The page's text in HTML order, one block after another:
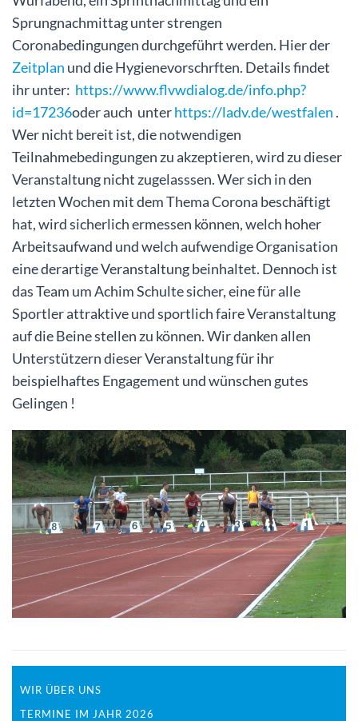
Sprungnachmittag unter strengen
Coronabedingungen durchgeführt werden. Hier der
Zeitplan und die Hygienevorschrften. Details findet
ihr unter: https://www.flvwdialog.de/info.php?
id=17236oder auch unterhttps://ladv.de/westfalen .
Wer nicht bereit ist, die notwendigen
Teilnahmebedingungen zu akzeptieren, wird zu dieser
Veranstaltung nicht zugelasssen. Wer sich in den
letzten Wochen mit dem Thema Corona beschäftigt
hat, wird sicherlich ermessen können, welch hoher
Arbeitsaufwand und welch aufwendige Organisation
eine derartige Veranstaltung beinhaltet. Dennoch ist
das Team um Achim Schulte sicher, eine für alle
Sportler attraktive und sportlich faire Veranstaltung
auf die Beine stellen zu können. Wir danken allen
Unterstützern dieser Veranstaltung für ihr
beispielhaftes Engagement und wünschen gutes
Gelingen !
WIR ÜBER UNS
TERMINE IM JAHR 2026